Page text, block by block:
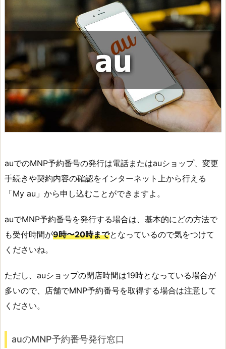
auでのMNP予約番号の発行は電話またはauショップ、変更
手続きや契約内容の確認をインターネット上から行える
「My au」から申し込むことができますよ。
auでMNP予約番号を発行する場合は、基本的にどの方法で
も受付時間が9時〜20時までとなっているので気をつけて
くださいね。
ただし、auショップの閉店時間は19時となっている場合が
多いので、店舗でMNP予約番号を取得する場合は注意して
ください。
auのMNP予約番号発行窓口